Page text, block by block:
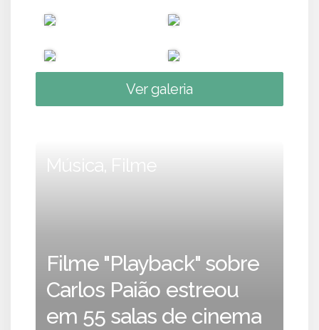
Ver galeria
Música, Filme
Filme "Playback" sobre
Carlos Paião estreou
em 55 salas de cinema